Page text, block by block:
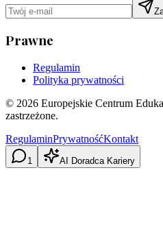
Prawne
Regulamin
Polityka prywatności
© 2026 Europejskie Centrum
zastrzeżone.
RegulaminPrywatnośćKontakt
1 AI Doradca Kariery